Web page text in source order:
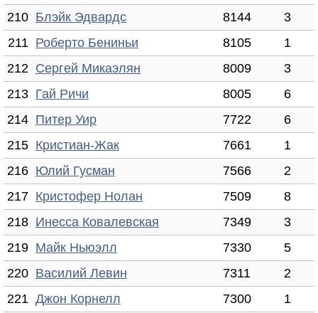
210 Блэйк Эдвардс 8144
3
211 Роберто Бениньи 8105
1
212 Сергей Микаэлян 8009
3
213 Гай Ричи 8005
6
214 Питер Уир 7722
6
215 Кристиан-Жак 7661
1
216 Юлий Гусман 7566
2
217 Кристофер Нолан 7509
8
218 Инесса Ковалевская 7349
3
219 Майк Ньюэлл 7330
5
220 Василий Левин 7311
2
221 Джон Корнелл 7300 1